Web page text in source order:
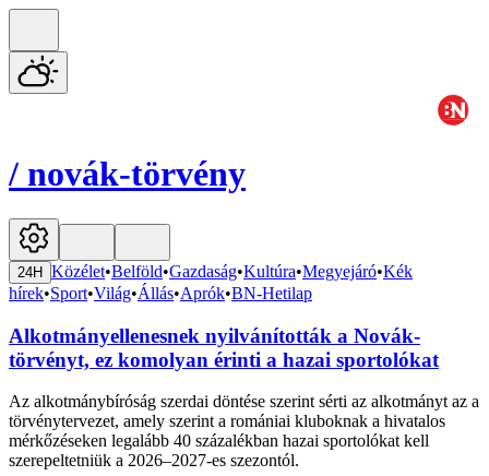
/ novák-törvény
24H Közélet•Belföld•Gazdaság•Kultúra•Megyejáró•Kék
hírek•Sport•Világ•Állás•Aprók•BN-Hetilap
Alkotmányellenesnek nyilvánították a Novák-
törvényt, ez komolyan érinti a hazai sportolókat
Az alkotmánybíróság szerdai döntése szerint sérti az alkotmányt az a
törvénytervezet, amely szerint a romániai kluboknak a hivatalos
mérkőzéseken legalább 40 százalékban hazai sportolókat kell
szerepeltetniük a 2026–2027-es szezontól.